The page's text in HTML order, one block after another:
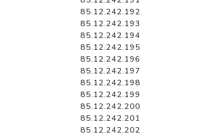
85.12.242.192
85.12.242.193
85.12.242.194
85.12.242.195
85.12.242.196
85.12.242.197
85.12.242.198
85.12.242.199
85.12.242.200
85.12.242.201
85.12.242.202